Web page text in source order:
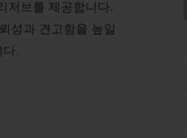
저브를 제공합니다.
성과 견고함을 높일
다.